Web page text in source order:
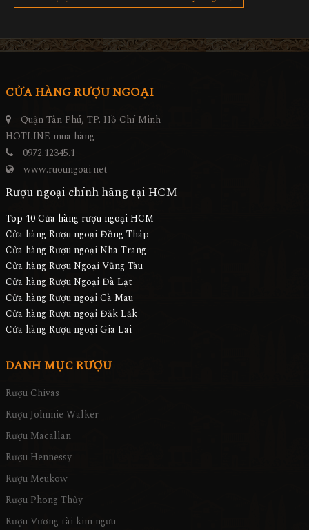
CỬA HÀNG RƯỢU NGOẠI
Quận Tân Phú, TP. Hồ Chí Minh
HOTLINE mua hàng
0972.12345.1
www.ruoungoai.net
Rượu ngoại chính hãng tại HCM
Top 10 Cửa hàng rượu ngoại HCM
Cửa hàng Rượu ngoại Đồng Tháp
Cửa hàng Rượu ngoại Nha Trang
Cửa hàng Rượu Ngoại Vũng Tàu
Cửa hàng Rượu Ngoại Đà Lạt
Cửa hàng Rượu ngoại Cà Mau
Cửa hàng Rượu ngoại Đăk Lăk
Cửa hàng Rượu ngoại Gia Lai
DANH MỤC RƯỢU
Rượu Chivas
Rượu Johnnie Walker
Rượu Macallan
Rượu Hennessy
Rượu Meukow
Rượu Phong Thủy
Rượu Vương tài kim ngưu